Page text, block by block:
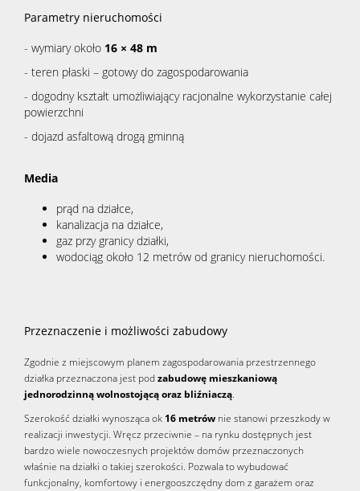
Parametry nieruchomości
- wymiary około 16 × 48 m
- teren płaski – gotowy do zagospodarowania
- dogodny kształt umożliwiający racjonalne wykorzystanie całej
powierzchni
- dojazd asfaltową drogą gminną
Media
prąd na działce,
kanalizacja na działce,
gaz przy granicy działki,
wodociąg około 12 metrów od granicy nieruchomości.
Przeznaczenie i możliwości zabudowy
Zgodnie z miejscowym planem zagospodarowania przestrzennego
działka przeznaczona jest pod zabudowę mieszkaniową
jednorodzinną wolnostojącą oraz bliźniaczą.
Szerokość działki wynosząca ok 16 metrów nie stanowi przeszkody w
realizacji inwestycji. Wręcz przeciwnie – na rynku dostępnych jest
bardzo wiele nowoczesnych projektów domów przeznaczonych
właśnie na działki o takiej szerokości. Pozwala to wybudować
funkcjonalny, komfortowy i energooszczędny dom z garażem oraz